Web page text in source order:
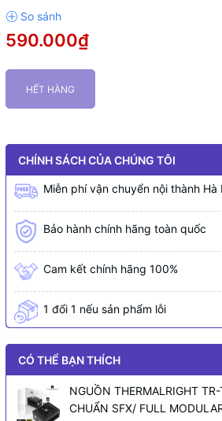
590.000₫
HẾT HÀNG
CHÍNH SÁCH CỦA CHÚNG TÔI
Miễn phí vận chuyển nội thành
Bảo hành chính hãng toàn quốc
Cam kết chính hãng 100%
1 đổi 1 nếu sản phẩm lỗi
CÓ THỂ BẠN THÍCH
NGUỒN THERMALRIGHT
CHUẨN SFX/ FULL